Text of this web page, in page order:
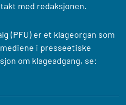
med redaksjonen.
(PFU) er et klageorgan som
i presseetiske
om klageadgang, se: